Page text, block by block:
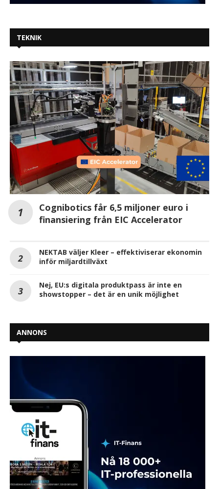
TEKNIK
Cognibotics får 6,5 miljoner euro i
finansiering från EIC Accelerator
NEKTAB väljer Kleer – effektiviserar ekonomin
inför miljardtillväxt
Nej, EU:s digitala produktpass är inte en
showstopper – det är en unik möjlighet
ANNONS